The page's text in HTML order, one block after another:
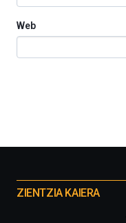
Web
proyectos
ZIENTZIA KAIERA